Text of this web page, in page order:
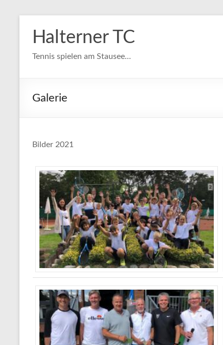
Inhalt
springenHalterner TC
Tennis spielen am Stausee…
Galerie
Bilder 2021